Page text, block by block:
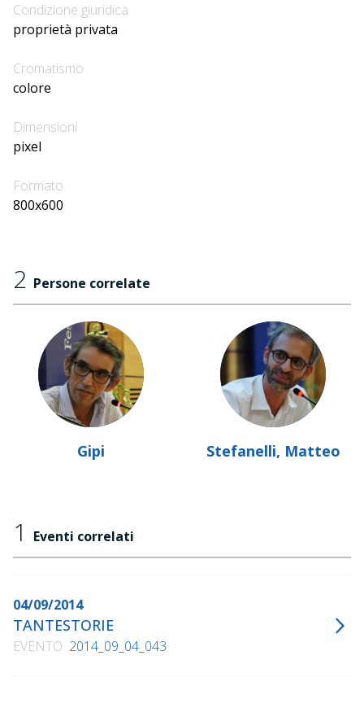
Condizione giuridica
proprietà privata
Cromatismo
colore
Dimensioni
pixel
Formato
800x600
2 Persone correlate
Gipi Stefanelli, Matteo
1 Eventi correlati
04/09/2014
TANTESTORIE
EVENTO 2014_09_04_043